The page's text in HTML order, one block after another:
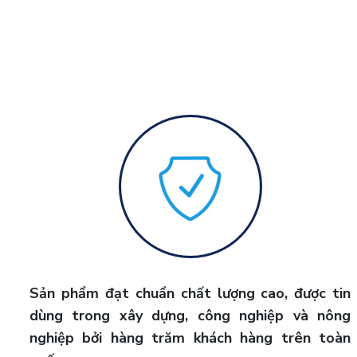
Sản phẩm đạt chuẩn chất lượng cao, được tin
dùng trong xây dựng, công nghiệp và nông
nghiệp bởi hàng trăm khách hàng trên toàn